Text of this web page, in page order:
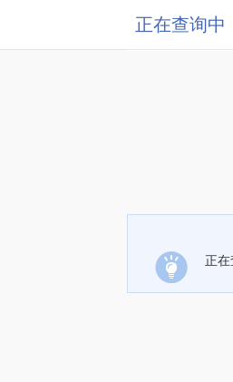
正在查询中
正在